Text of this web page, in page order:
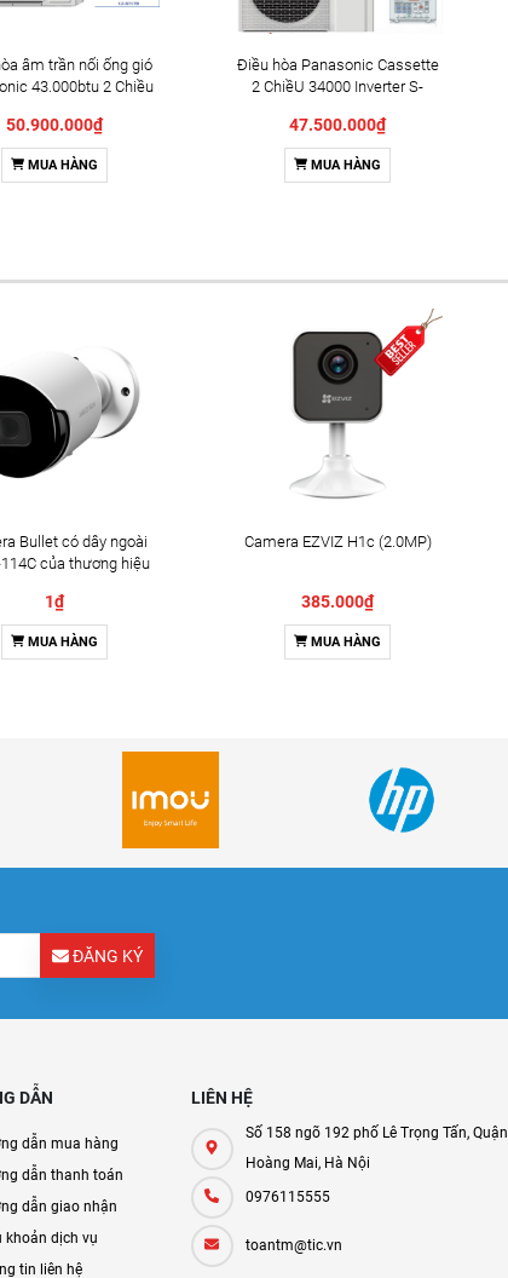
âm trần nối ống gió
43.000btu 2 Chiều
43PZ3H5
50.900.000₫
MUA HÀNG
Điều hòa Panasonic Cassette
2 ChiềU 34000 Inverter S-
2024
47.500.000₫
MUA HÀNG
Bullet có dây ngoài
của thương hiệu
1₫
MUA HÀNG
Camera EZVIZ H1c (2.0MP)
385.000₫
MUA HÀNG
ĐĂNG KÝ
DẪN
dẫn mua hàng
dẫn thanh toán
dẫn giao nhận
khoản dịch vụ
tin liên hệ
LIÊN HỆ
Số 158 ngõ 192 phố Lê Trọng Tấn, Quận
Hoàng Mai, Hà Nội
0976115555
toantm@tic.vn